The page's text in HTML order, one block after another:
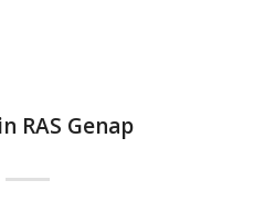
RAS Genap